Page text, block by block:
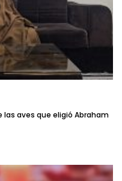
las aves que eligió Abraham